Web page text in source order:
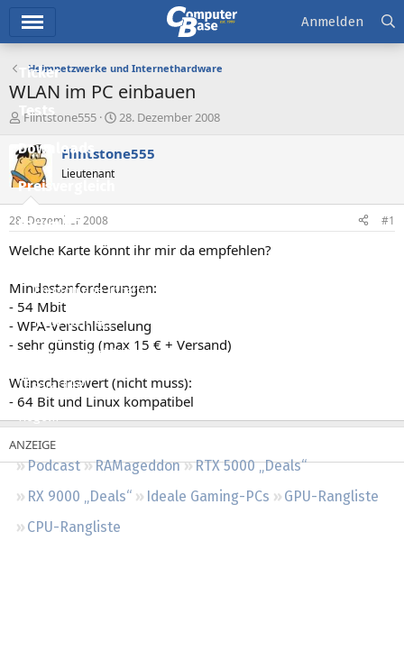
Ticker
Tests
Downloads
Preisvergleich
Forum
Aktuelles
Empfohlene Inhalte
Neue Beiträge
Neueste Aktivitäten
Leserartikel
Regeln
Podcast RAMageddon
RTX 5000 „Deals“
RX 9000 „Deals“
Ideale Gaming-PCs
GPU-Rangliste
CPU-Rangliste
Anmelden
Heimnetzwerke und Internethardware
WLAN im PC einbauen
E
s
t
e
e
r
Flintstone555
E
s
t
a
28. Dezember 2008
Flintstone555
Lieutenant
28. Dezember 2008 #1
Welche Karte könnt ihr mir da empfehlen?
Mindestanforderungen:
- 54 Mbit
- WPA-Verschlüsselung
- sehr günstig (max 15 € + Versand)
Wünschenswert (nicht muss):
- 64 Bit und Linux kompatibel